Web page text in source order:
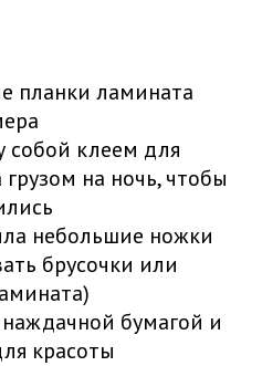
планки ламината
собой клеем для
на ночь, чтобы
небольшие ножки
брусочки или
бумагой и
красоты